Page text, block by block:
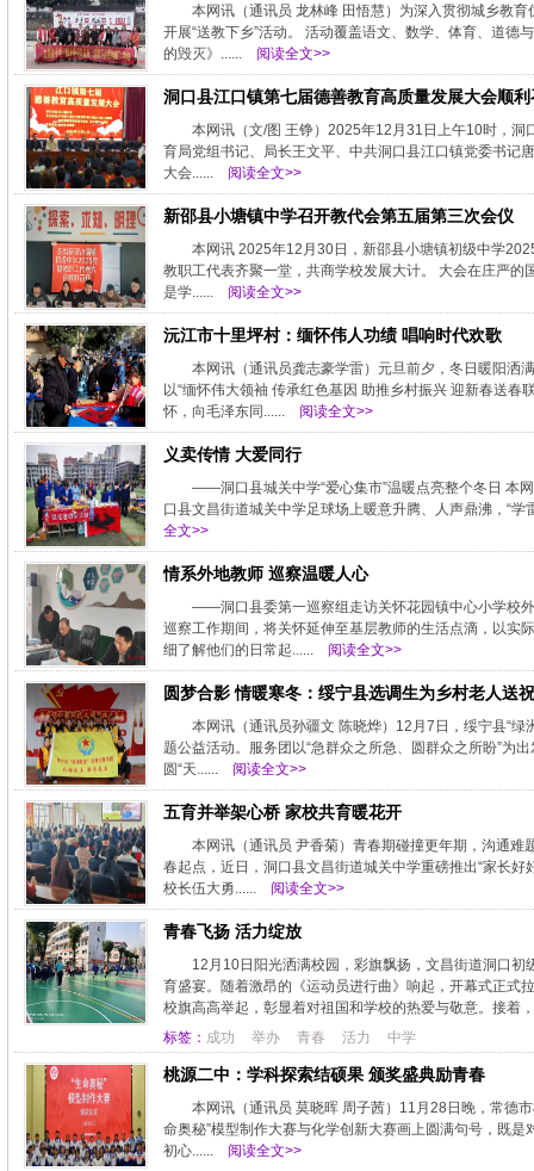
本网讯（通讯员 龙林峰 田悟慧）为深入贯彻城乡教
开展“送教下乡”活动。 活动覆盖语文、数学、体育、道
的毁灭》......
阅读全文>>
洞口县江口镇第七届德善教育高质量发展大会顺利
本网讯（文/图 王铮）2025年12月31日上午10时，洞
育局党组书记、局长王文平、中共洞口县江口镇党委书记
大会......
阅读全文>>
新邵县小塘镇中学召开教代会第五届第三次会仪
本网讯 2025年12月30日，新邵县小塘镇初级中学
教职工代表齐聚一堂，共商学校发展大计。 大会在庄严
是学......
阅读全文>>
沅江市十里坪村：缅怀伟人功绩 唱响时代欢歌
本网讯（通讯员龚志豪学雷）元旦前夕，冬日暖阳洒
以“缅怀伟大领袖 传承红色基因 助推乡村振兴 迎新春送
怀，向毛泽东同......
阅读全文>>
义卖传情 大爱同行
——洞口县城关中学“爱心集市”温暖点亮整个冬日 本
口县文昌街道城关中学足球场上暖意升腾、人声鼎沸，“
全文>>
情系外地教师 巡察温暖人心
——洞口县委第一巡察组走访关怀花园镇中心小学校
巡察工作期间，将关怀延伸至基层教师的生活点滴，以实
细了解他们的日常起......
阅读全文>>
圆梦合影 情暖寒冬：绥宁县选调生为乡村老人送
本网讯（通讯员孙疆文 陈晓烨）12月7日，绥宁县“绿
题公益活动。服务团以“急群众之所急、圆群众之所盼”为
圆“天......
阅读全文>>
五育并举架心桥 家校共育暖花开
本网讯（通讯员 尹香菊）青春期碰撞更年期，沟通难
春起点，近日，洞口县文昌街道城关中学重磅推出“家长
校长伍大勇......
阅读全文>>
青春飞扬 活力绽放
12月10日阳光洒满校园，彩旗飘扬，文昌街道洞口
育盛宴。随着激昂的《运动员进行曲》响起，开幕式正式
校旗高高举起，彰显着对祖国和学校的热爱与敬意。接着
标签： 成功 举办 青春 活力 中学
桃源二中：学科探索结硕果 颁奖盛典励青春
本网讯（通讯员 莫晓晖 周子茜）11月28日晚，常德
命奥秘”模型制作大赛与化学创新大赛画上圆满句号，既
初心......
阅读全文>>